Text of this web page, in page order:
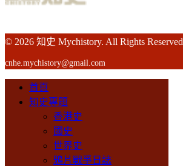
© 2026 知史 Mychistory. All Rights Reserved
cnhe.mychistory@gmail.com
首頁
知史專題
香港史
國史
世界史
鴉片戰爭日誌